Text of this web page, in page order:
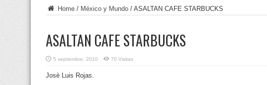
Home / México y Mundo / ASALTAN CAFE STARBUCKS
ASALTAN CAFE STARBUCKS
5 septiembre, 2010 70 Visitas
Josè Luis Rojas.